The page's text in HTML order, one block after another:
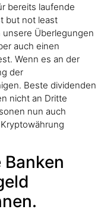
bereits laufende
but not least
unsere Überlegungen
auch einen
Wenn es an der
der
Beste dividenden
nicht an Dritte
nun auch